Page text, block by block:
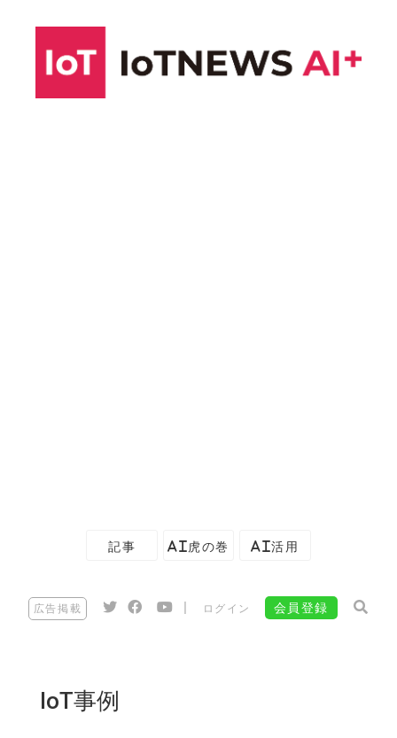
記事 AI虎の巻 AI活用
広告掲載 ログイン 会員登録
IoT事例